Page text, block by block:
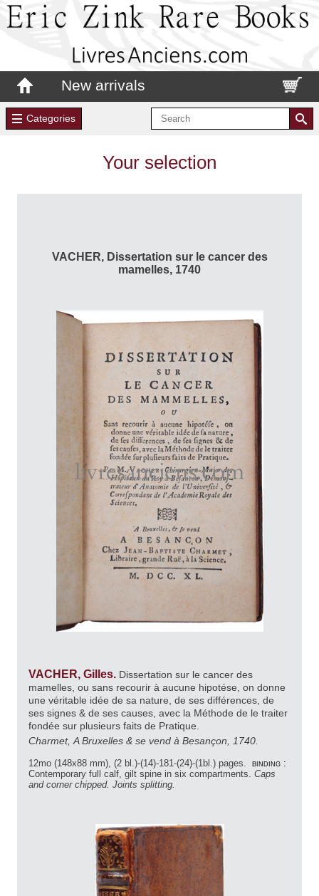
New arrivals
Categories
Your selection
VACHER, Dissertation sur le cancer des
mamelles, 1740
VACHER, Gilles. Dissertation sur le cancer des
mamelles, ou sans recourir à aucune hipotése, on donne
une véritable idée de sa nature, de ses différences, de
ses signes & de ses causes, avec la Méthode de le traiter
fondée sur plusieurs faits de Pratique.
Charmet, A Bruxelles & se vend à Besançon, 1740.
12mo (148x88 mm), (2 bl.)-(14)-181-(24)-(1bl.) pages. binding :
Contemporary full calf, gilt spine in six compartments. Caps
and corner chipped. Joints splitting.